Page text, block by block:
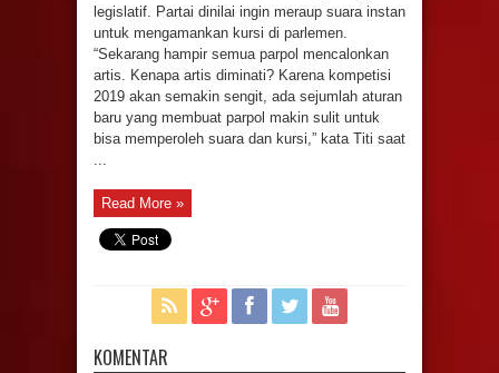
legislatif. Partai dinilai ingin meraup suara instan
untuk mengamankan kursi di parlemen.
“Sekarang hampir semua parpol mencalonkan
artis. Kenapa artis diminati? Karena kompetisi
2019 akan semakin sengit, ada sejumlah aturan
baru yang membuat parpol makin sulit untuk
bisa memperoleh suara dan kursi,” kata Titi saat
...
Read More »
KOMENTAR